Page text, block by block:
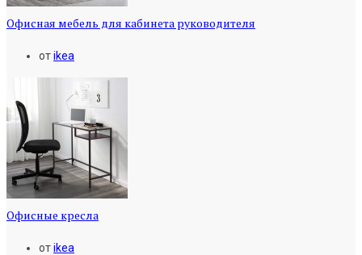
Офисная мебель для кабинета руководителя
отikea
Офисные кресла
отikea